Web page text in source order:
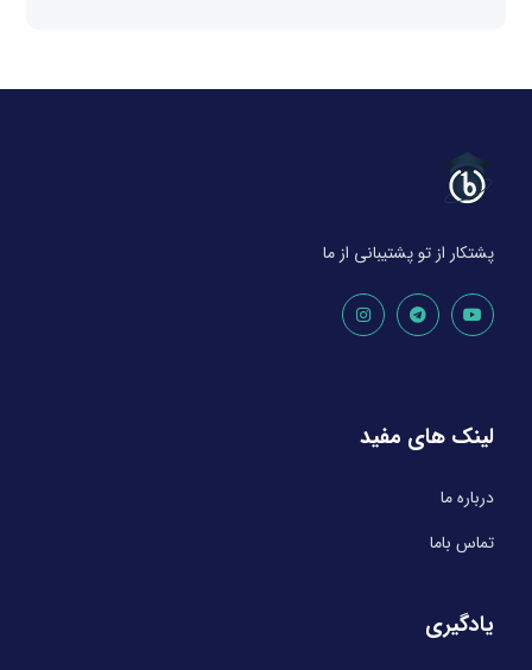
پشتکار از تو پشتیبانی از ما
لینک های مفید
درباره ما
تماس باما
یادگیری